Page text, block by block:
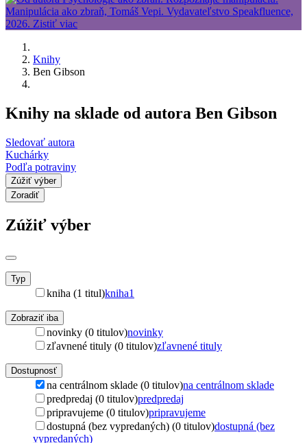
Knihy
Ben Gibson
Knihy na sklade od autora Ben Gibson
Sledovať autora
Kuchárky
Podľa potraviny
Zúžiť výber
Zoradiť
Zúžiť výber
Typ
kniha (1 titul)kniha1
Zobraziť iba
novinky (0 titulov)novinky
zľavnené tituly (0 titulov)zľavnené tituly
Dostupnosť
na centrálnom sklade (0 titulov)na centrálnom sklade
predpredaj (0 titulov)predpredaj
pripravujeme (0 titulov)pripravujeme
dostupná (bez vypredaných) (0 titulov)dostupná (bez
vypredaných)